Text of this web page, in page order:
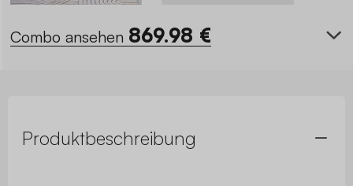
Combo ansehen 869.98 €
Produktbeschreibung